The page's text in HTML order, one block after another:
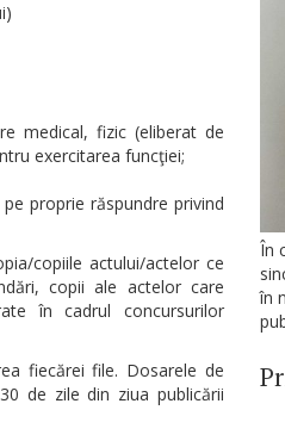
medical, fizic (eliberat de
exercitarea funcţiei;
proprie răspundre privind
copiile actului/actelor ce
copii ale actelor care
în cadrul concursurilor
fiecărei file. Dosarele de
de zile din ziua publicării
În
în